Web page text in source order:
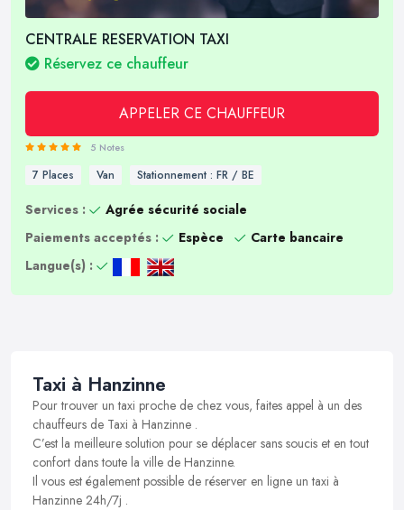
CENTRALE RESERVATION TAXI
Réservez ce chauffeur
APPELER CE CHAUFFEUR
5 Notes
7 Places Van Stationnement : FR / BE
Services :
Agrée sécurité sociale
Paiements acceptés :
Espèce
Carte bancaire
Langue(s) :
Taxi à Hanzinne
Pour trouver un taxi proche de chez vous, faites appel à un des
chauffeurs de Taxi à Hanzinne .
C’est la meilleure solution pour se déplacer sans soucis et en tout
confort dans toute la ville de Hanzinne.
Il vous est également possible de réserver en ligne un taxi à
Hanzinne 24h/7j .